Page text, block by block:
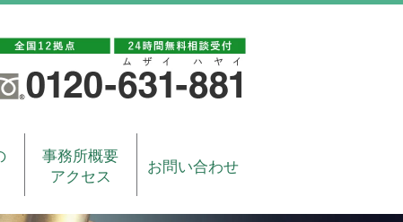
事務所概要
アクセス
お問い合わせ